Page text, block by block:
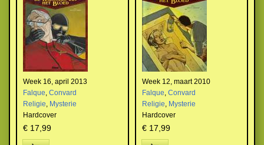
Week 16, april 2013
Falque, Convard
Religie, Mysterie
Hardcover
€ 17,99
Week 12, maart 2010
Falque, Convard
Religie, Mysterie
Hardcover
€ 17,99